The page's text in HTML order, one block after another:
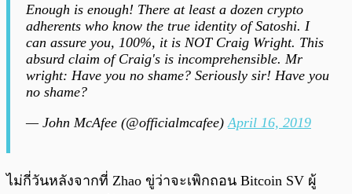
Enough is enough! There at least a dozen crypto
adherents who know the true identity of Satoshi. I
can assure you, 100%, it is NOT Craig Wright. This
absurd claim of Craig's is incomprehensible. Mr
wright: Have you no shame? Seriously sir! Have you
no shame?
— John McAfee (@officialmcafee) April 16, 2019
ไม่กี่วันหลังจากที่ Zhao ขู่ว่าจะเพิกถอน Bitcoin SV ผู้